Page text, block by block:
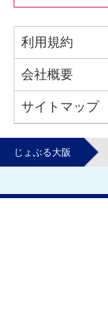
利用規約
会社概要
サイトマップ
じょぶる大阪